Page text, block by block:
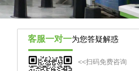
客服一对一为您答疑解惑
<<扫码免费咨询